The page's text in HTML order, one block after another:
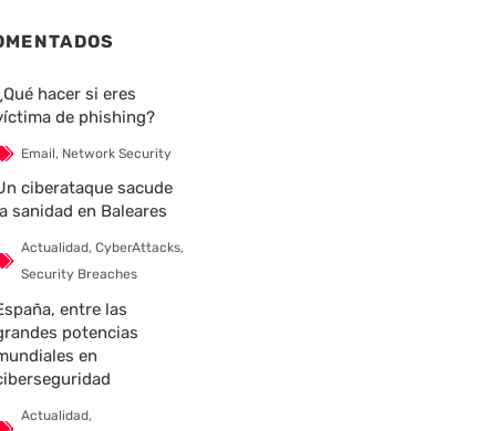
hacer si eres
de phishing?
Email, Network Security
ciberataque sacude
sanidad en Baleares
Actualidad, CyberAttacks,
Security Breaches
entre las
potencias
en
Actualidad,